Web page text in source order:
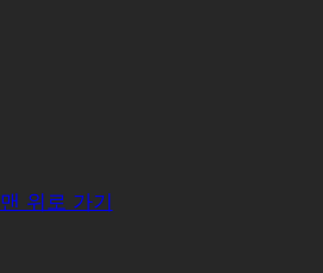
맨 위로 가기